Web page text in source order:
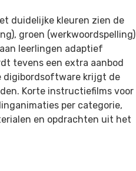
duidelijke kleuren zien de
groen (werkwoordspelling)
leerlingen adaptief
tevens een extra aanbod
digibordsoftware krijgt de
Korte instructiefilms voor
per categorie,
en opdrachten uit het